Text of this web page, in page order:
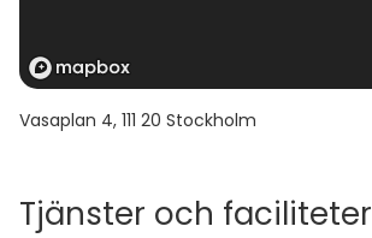
Vasaplan 4, 111 20 Stockholm
Tjänster och faciliteter